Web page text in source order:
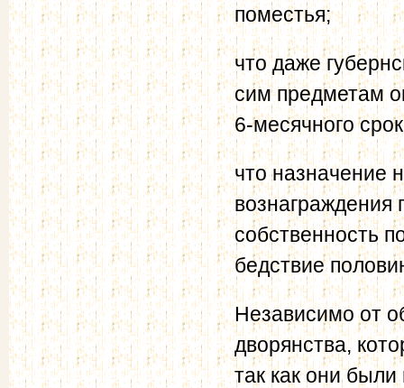
поместья;
что даже
сим предметам
6-месячного
что назначение
собственность
бедствие
Независимо от
дворянства,
так как они